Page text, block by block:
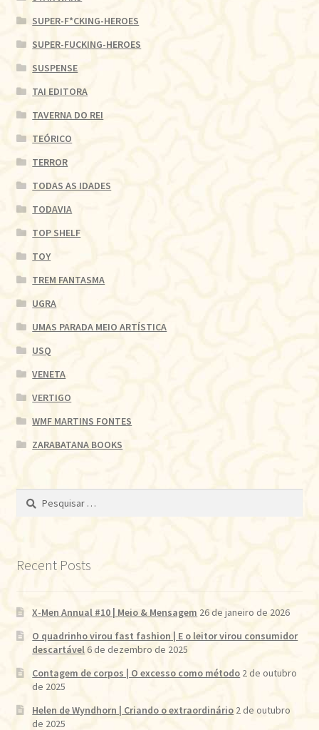
SUPER-F*CKING-HEROES
SUPER-FUCKING-HEROES
SUSPENSE
TAI EDITORA
TAVERNA DO REI
TEÓRICO
TERROR
TODAS AS IDADES
TODAVIA
TOP SHELF
TOY
TREM FANTASMA
UGRA
UMAS PARADA MEIO ARTÍSTICA
USQ
VENETA
VERTIGO
WMF MARTINS FONTES
ZARABATANA BOOKS
Pesquisar
Recent Posts
X-Men Annual #10 | Meio & Mensagem 26 de janeiro de 2026
O quadrinho virou fast fashion | E o leitor virou consumidor
descartável 6 de dezembro de 2025
Contagem de corpos | O excesso como método 2 de outubro
de 2025
Helen de Wyndhorn | Criando o extraordinário 2 de outubro
de 2025